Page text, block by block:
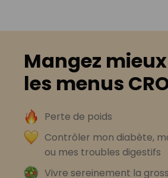
Mangez
les menus
Perte de poids
Contrôler mon diabète,
ou mes troubles digestifs
Vivre sereinement la